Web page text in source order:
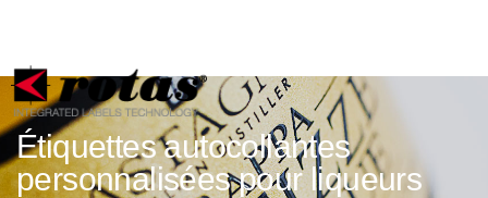
Étiquettes autocollantes
personnalisées pour liqueurs
Notification lors de la collecte